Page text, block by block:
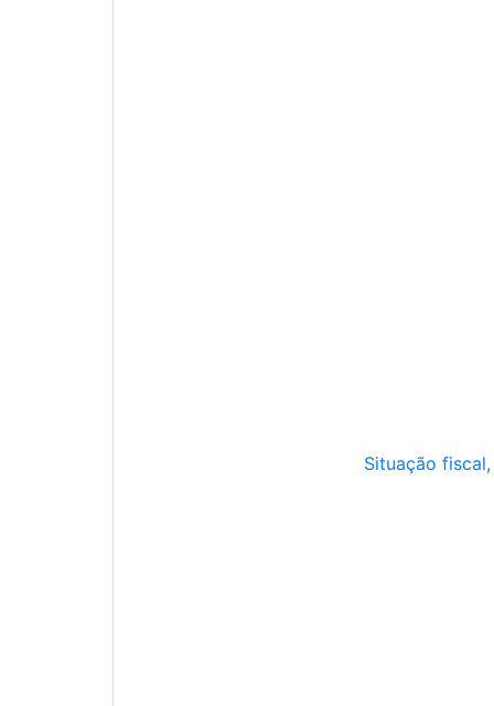
Situação